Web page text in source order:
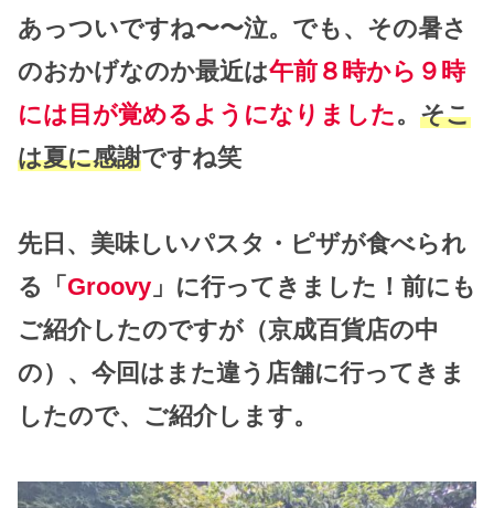
あっついですね〜〜泣。でも、その暑さ
のおかげなのか最近は午前８時から９時
には目が覚めるようになりました 。 そこ
は夏に感謝ですね笑
先日、美味しいパスタ・ピザが食べられ
る「 Groovy 」に行ってきました！前にも
ご紹介したのですが（京成百貨店の中
の）、今回はまた違う店舗に行ってきま
したので、ご紹介します。